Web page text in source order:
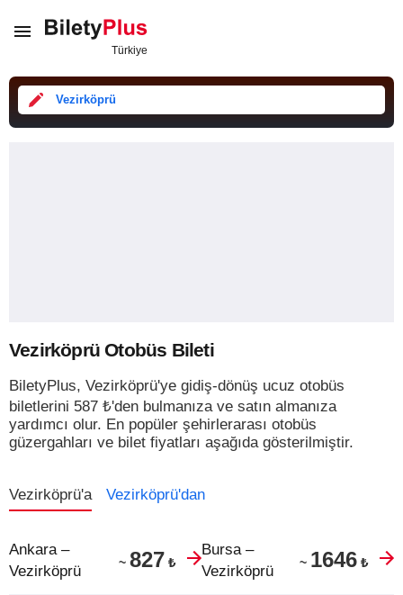
Vezirköprü
Vezirköprü Otobüs Bileti
BiletyPlus, Vezirköprü'ye gidiş-dönüş ucuz otobüs
biletlerini 587 ₺'den bulmanıza ve satın almanıza
yardımcı olur. En popüler şehirlerarası otobüs
güzergahları ve bilet fiyatları aşağıda gösterilmiştir.
Vezirköprü'a Vezirköprü'dan
Ankara –
Vezirköprü
~ 827 ₺
Bursa –
Vezirköprü
~ 1646 ₺